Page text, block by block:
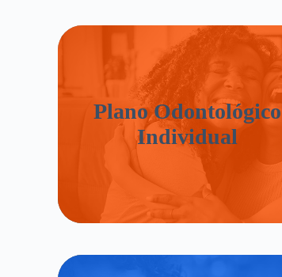
Plano Odontológico
Individual